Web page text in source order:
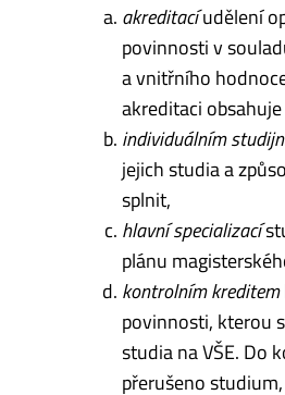
akreditacíudělení
povinnosti v
a vnitřního
akreditaci
individuálním
jejich studia a
splnit,
hlavní specializací
plánu
kontrolním kreditem
po­vin­nosti, kterou
studia na VŠE. Do
přerušeno studium,